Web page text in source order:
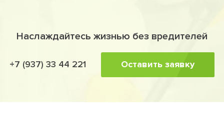
Наслаждайтесь жизнью без вредителей
+7 (937) 33 44 221 Оставить заявку